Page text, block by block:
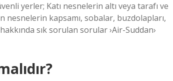
yerler; Katı nesnelerin altı veya tarafı ve
nesnelerin kapsamı, sobalar, buzdolapları,
sık sorulan sorular ›Air-Suddan›